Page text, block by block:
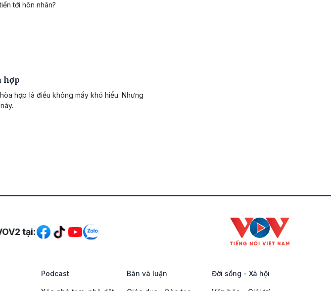
tới hôn nhân?
hợp
hợp là điều không mấy khó hiểu. Nhưng
xã hội
tại:
Podcast Bàn và luận Đời sống - Xã hội